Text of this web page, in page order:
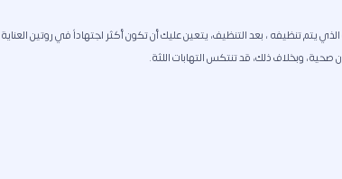
يتم تنظيفه ، بعد التنظيف، يتعين عليك أن تكون أكثر اجتهاداً في روتين العناية
صحية، وبخلاف ذلك، قد تنتكس التهابات اللثة.